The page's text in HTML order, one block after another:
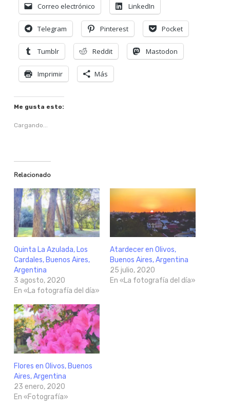
Correo electrónico LinkedIn
Telegram Pinterest Pocket
Tumblr Reddit Mastodon
Imprimir Más
Me gusta esto:
Cargando...
Relacionado
Quinta La Azulada, Los
Cardales, Buenos Aires,
Argentina
3 agosto, 2020
En «La fotografía del día»
Atardecer en Olivos,
Buenos Aires, Argentina
25 julio, 2020
En «La fotografía del día»
Flores en Olivos, Buenos
Aires, Argentina
23 enero, 2020
En «Fotografía»